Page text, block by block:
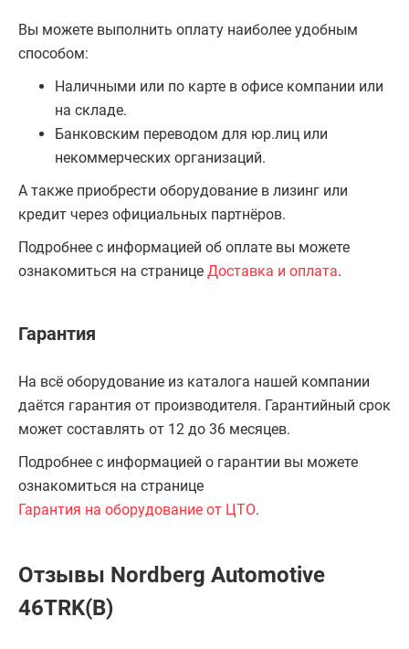
Вы можете выполнить оплату наиболее удобным
способом:
Наличными или по карте в офисе компании или
на складе.
Банковским переводом для юр.лиц или
некоммерческих организаций.
А также приобрести оборудование в лизинг или
кредит через официальных партнёров.
Подробнее с информацией об оплате вы можете
ознакомиться на странице Доставка и оплата.
Гарантия
На всё оборудование из каталога нашей компании
даётся гарантия от производителя. Гарантийный срок
может составлять от 12 до 36 месяцев.
Подробнее с информацией о гарантии вы можете
ознакомиться на странице
Гарантия на оборудование от ЦТО.
Отзывы Nordberg Automotive
46TRK(B)